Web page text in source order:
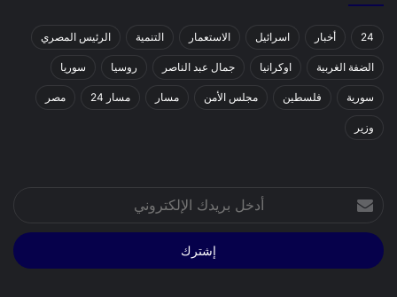
24 أخبار اسرائيل الاستعمار التنمية الرئيس المصري
الضفة الغربية اوكرانيا جمال عبد الناصر روسيا سوريا
سورية فلسطين مجلس الأمن مسار مسار 24 مصر
وزير
بريدك
الإلكتروني